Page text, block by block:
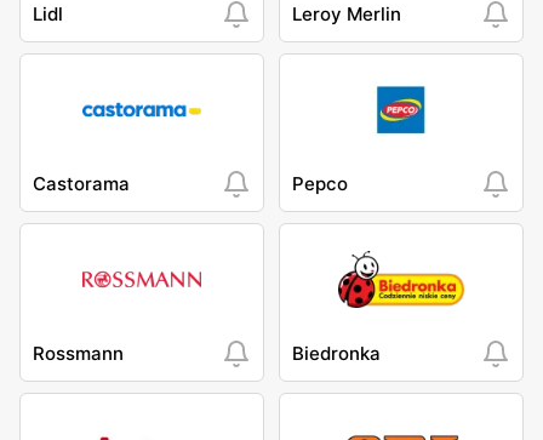
Lidl Leroy Merlin
Castorama Pepco
Rossmann Biedronka